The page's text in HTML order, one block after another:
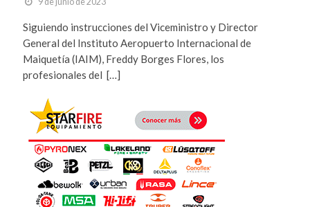
Siguiendo instrucciones del Viceministro y Director
General del Instituto Aeropuerto Internacional de
Maiquetía (IAIM), Freddy Borges Flores, los
profesionales del […]